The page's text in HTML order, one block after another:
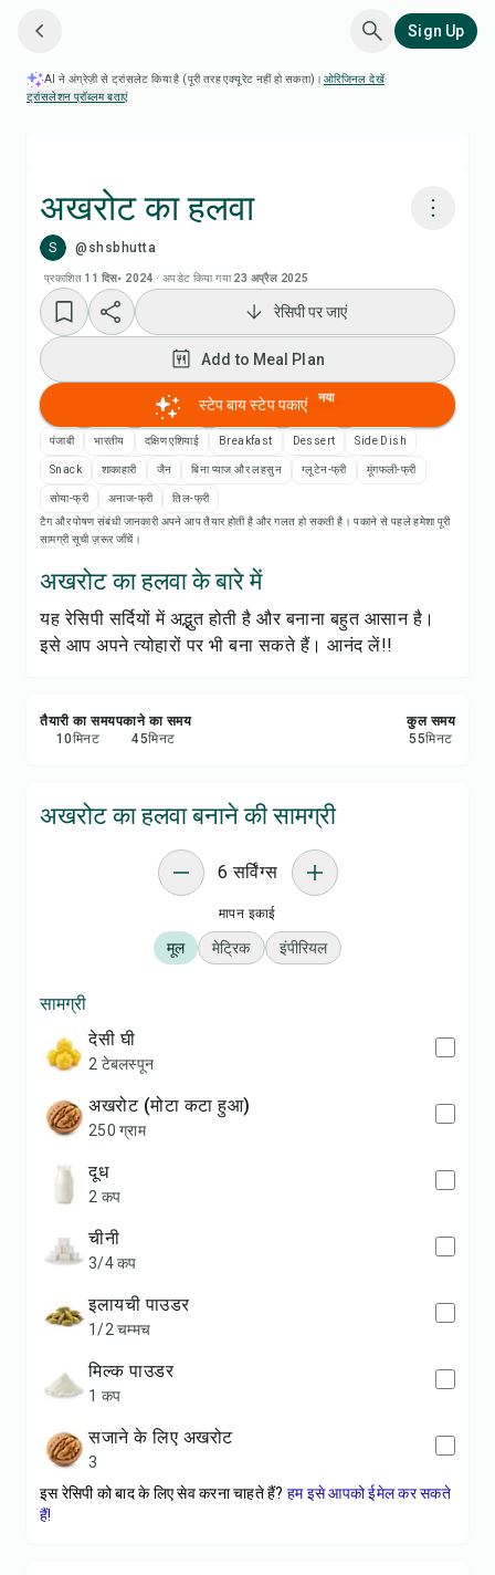
Sign Up
AI ने अंग्रेज़ी से ट्रांसलेट किया है (पूरी तरह एक्यूरेट नहीं हो सकता)। ओरिजिनल देखें·
ट्रांसलेशन प्रॉब्लम बताएं
अखरोट का हलवा
S @shsbhutta
प्रकाशित 11 दिस॰ 2024 ·अपडेट किया गया 23 अप्रैल 2025
रेसिपी वीडियो देखें
Add to Meal Plan
Add to Shopping List
रेसिपी नोट्स
सेव करें
रेसिपी पर जाएं
Add to Meal Plan
स्टेप बाय स्टेप पकाएं नया
पंजाबी भारतीय दक्षिण एशियाई Breakfast Dessert Side Dish
Snack शाकाहारी जैन बिना प्याज और लहसुन ग्लूटेन-फ्री मूंगफली-फ्री
सोया-फ्री अनाज-फ्री
तिल-फ्री
टैग और पोषण संबंधी जानकारी अपने आप तैयार होती है और गलत हो सकती है। पकाने से पहले हमेशा पूरी
सामग्री सूची ज़रूर जाँचें।
अखरोट का हलवा के बारे में
यह रेसिपी सर्दियों में अद्भुत होती है और बनाना बहुत आसान है।
इसे आप अपने त्योहारों पर भी बना सकते हैं। आनंद लें!!
तैयारी का समय
10मिनट
पकाने का समय
45मिनट
कुल समय
55मिनट
अखरोट का हलवा बनाने की सामग्री
6 सर्विंग्स
मापन इकाई
मूल मेट्रिक इंपीरियल
सामग्री
देसी घी
2 टेबलस्पून
अखरोट (मोटा कटा हुआ)
250 ग्राम
दूध
2 कप
चीनी
3/4 कप
इलायची पाउडर
1/2 चम्मच
मिल्क पाउडर
1 कप
सजाने के लिए अखरोट
3
इस रेसिपी को बाद के लिए सेव करना चाहते हैं? हम इसे आपको ईमेल कर सकते
हैं!